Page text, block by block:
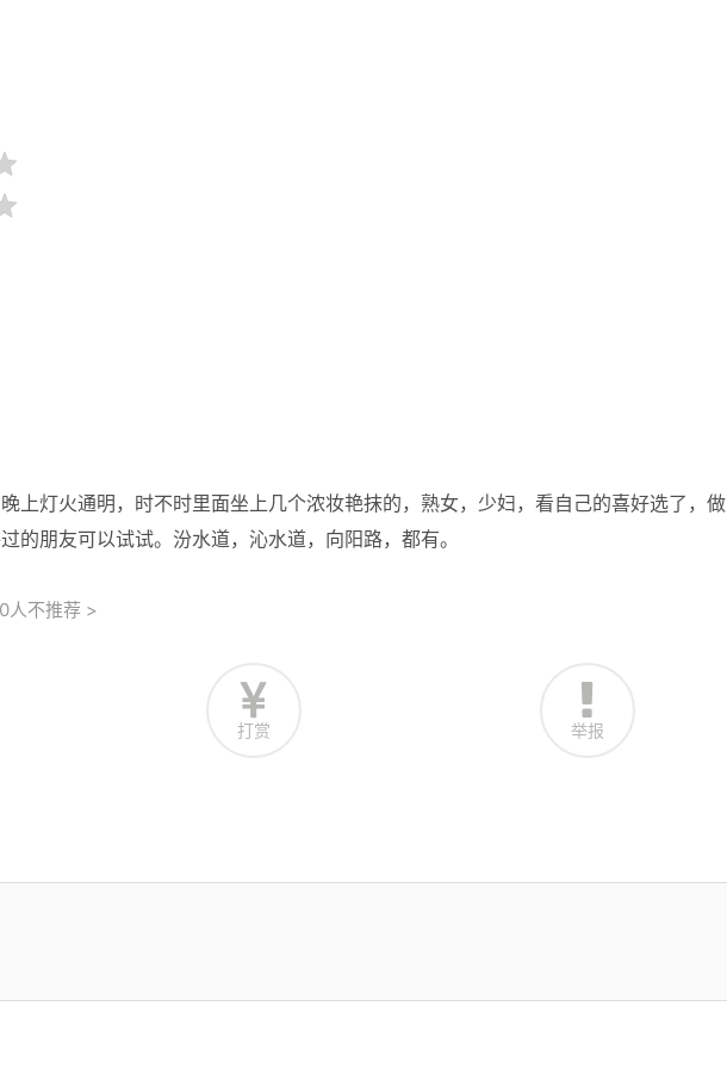
上灯火通明，时不时里面坐上几个浓妆艳抹的，熟女，少妇，看自己的喜好选了，做
的朋友可以试试。汾水道，沁水道，向阳路，都有。
0人不推荐 >
打赏 举报